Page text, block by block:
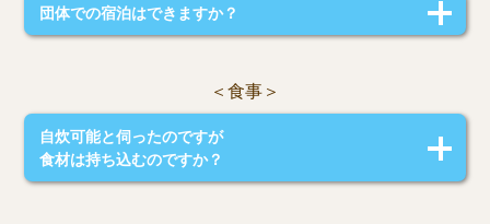
マリノアシティー 3.8㎞(車で12分)
客室数 11部屋
団体での宿泊はできますか？
＜食事＞
自炊可能と伺ったのですが
食材は持ち込むのですか？